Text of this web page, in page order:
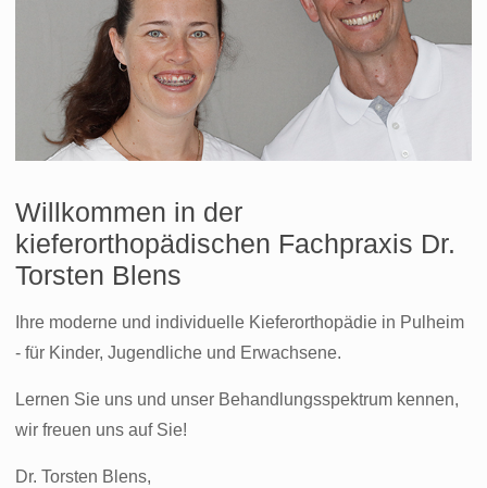
Willkommen in der
kieferorthopädischen Fachpraxis Dr.
Torsten Blens
Ihre moderne und individuelle Kieferorthopädie in Pulheim
- für Kinder, Jugendliche und Erwachsene.
Lernen Sie uns und unser Behandlungsspektrum kennen,
wir freuen uns auf Sie!
Dr. Torsten Blens,